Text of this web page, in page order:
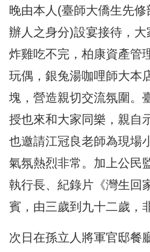
晚由本人(臺師大僑生先修
辦人之身分)設宴接待，大
炸雞吃不完，柏康資產管
玩偶，銀兔湯咖哩師大本
塊，營造親切交流氛圍。
授也來和大家同樂，親自
也邀請江冠良老師為現場
氣氛熱烈非常。加上公民
執行長、紀錄片《灣生回
賓，由三歲到九十二歲，
次日在孫立人將軍官邸餐